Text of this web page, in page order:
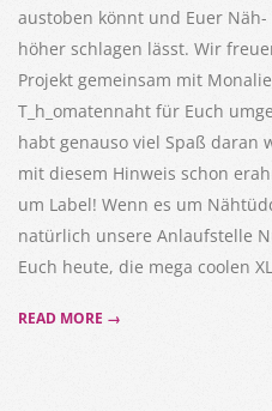
austoben könnt und Euer
höher schlagen lässt. Wir
Projekt gemeinsam mit
T_h_omatennaht für Euch
habt genauso viel Spaß daran
mit diesem Hinweis schon
um Label! Wenn es um
natürlich unsere Anlaufstelle
Euch heute, die mega coolen XL
READ MORE →